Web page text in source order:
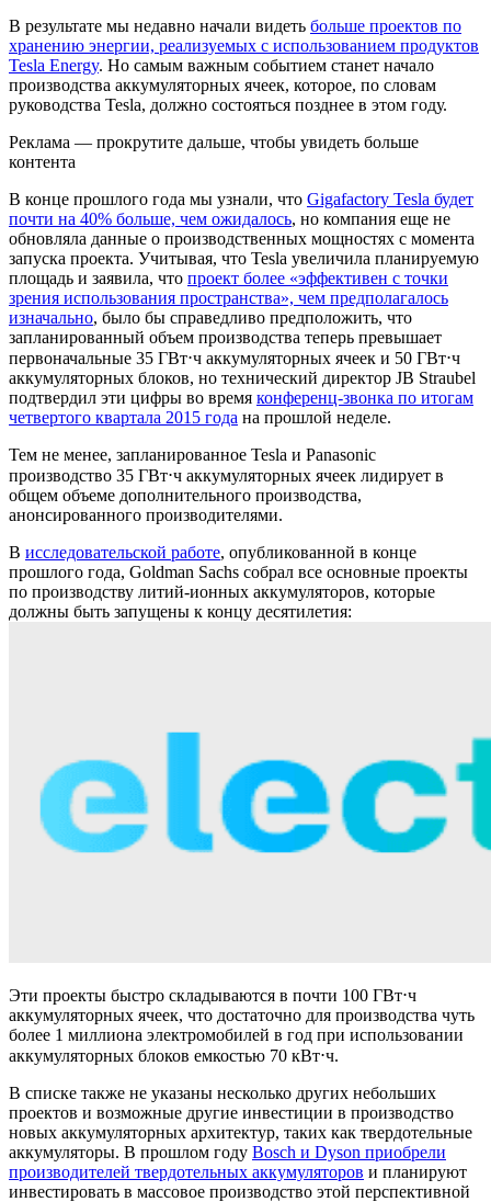
В результате мы недавно начали видеть больше проектов по
хранению энергии, реализуемых с использованием продуктов
Tesla Energy. Но самым важным событием станет начало
производства аккумуляторных ячеек, которое, по словам
руководства Tesla, должно состояться позднее в этом году.
Реклама — прокрутите дальше, чтобы увидеть больше
контента
В конце прошлого года мы узнали, что Gigafactory Tesla будет
почти на 40% больше, чем ожидалось, но компания еще не
обновляла данные о производственных мощностях с момента
запуска проекта. Учитывая, что Tesla увеличила планируемую
площадь и заявила, что проект более «эффективен с точки
зрения использования пространства», чем предполагалось
изначально, было бы справедливо предположить, что
запланированный объем производства теперь превышает
первоначальные 35 ГВт⋅ч аккумуляторных ячеек и 50 ГВт⋅ч
аккумуляторных блоков, но технический директор JB Straubel
подтвердил эти цифры во время конференц-звонка по итогам
четвертого квартала 2015 года на прошлой неделе.
Тем не менее, запланированное Tesla и Panasonic
производство 35 ГВт⋅ч аккумуляторных ячеек лидирует в
общем объеме дополнительного производства,
анонсированного производителями.
В исследовательской работе, опубликованной в конце
прошлого года, Goldman Sachs собрал все основные проекты
по производству литий-ионных аккумуляторов, которые
должны быть запущены к концу десятилетия:
Эти проекты быстро складываются в почти 100 ГВт⋅ч
аккумуляторных ячеек, что достаточно для производства чуть
более 1 миллиона электромобилей в год при использовании
аккумуляторных блоков емкостью 70 кВт⋅ч.
В списке также не указаны несколько других небольших
проектов и возможные другие инвестиции в производство
новых аккумуляторных архитектур, таких как твердотельные
аккумуляторы. В прошлом году Bosch и Dyson приобрели
производителей твердотельных аккумуляторов и планируют
инвестировать в массовое производство этой перспективной